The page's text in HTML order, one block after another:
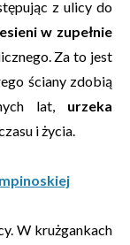
z ulicy do
w zupełnie
Za to jest
ściany zdobią
lat, urzeka
i życia.
W krużgankach